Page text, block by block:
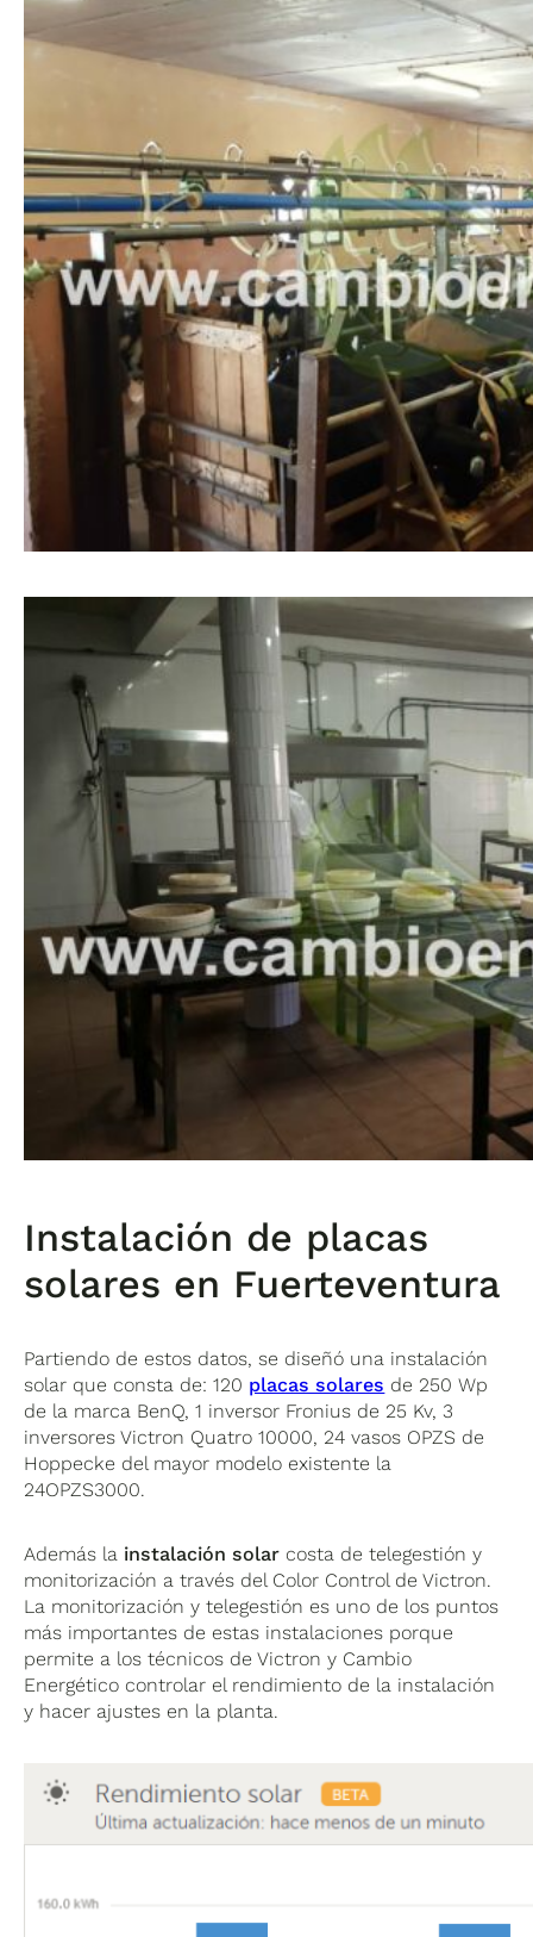
Instalación de placas
solares en Fuerteventura
Partiendo de estos datos, se diseñó una instalación
solar que consta de: 120 placas solares de 250 Wp
de la marca BenQ, 1 inversor Fronius de 25 Kv, 3
inversores Victron Quatro 10000, 24 vasos OPZS de
Hoppecke del mayor modelo existente la
24OPZS3000.
Además la instalación solar costa de telegestión y
monitorización a través del Color Control de Victron.
La monitorización y telegestión es uno de los puntos
más importantes de estas instalaciones porque
permite a los técnicos de Victron y Cambio
Energético controlar el rendimiento de la instalación
y hacer ajustes en la planta.